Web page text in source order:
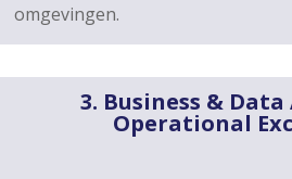
omgevingen.
3. Business &
Operational